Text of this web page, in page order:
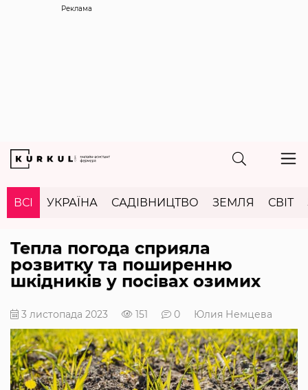
Реклама
ВСІ УКРАЇНА САДІВНИЦТВО ЗЕМЛЯ СВІТ
Тепла погода сприяла
розвитку та поширенню
шкідників у посівах озимих
3 листопада 2023 151 0 Юлия Немцева